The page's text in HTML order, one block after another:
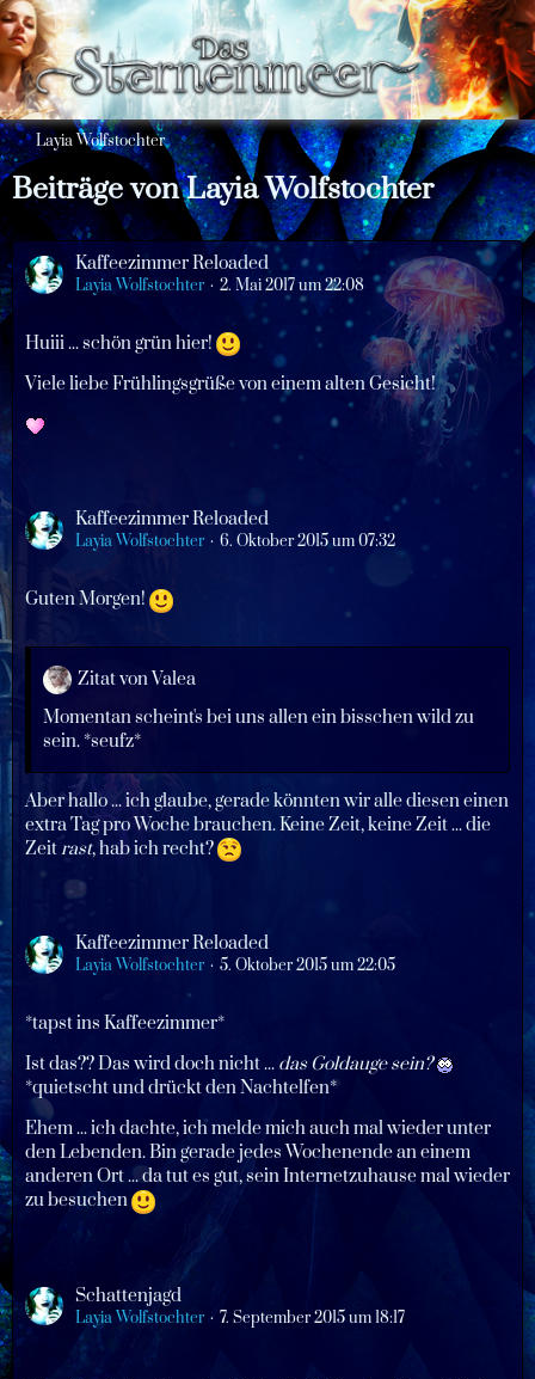
Layia Wolfstochter
Beiträge von Layia Wolfstochter
Kaffeezimmer Reloaded
Layia Wolfstochter 2. Mai 2017 um 22:08
Huiii ... schön grün hier!
Viele liebe Frühlingsgrüße von einem alten Gesicht!
Kaffeezimmer Reloaded
Layia Wolfstochter 6. Oktober 2015 um 07:32
Guten Morgen!
Zitat von Valea
Momentan scheint's bei uns allen ein bisschen wild zu
sein. *seufz*
Aber hallo ... ich glaube, gerade könnten wir alle diesen einen
extra Tag pro Woche brauchen. Keine Zeit, keine Zeit ... die
Zeitrast, hab ich recht?
Kaffeezimmer Reloaded
Layia Wolfstochter 5. Oktober 2015 um 22:05
*tapst ins Kaffeezimmer*
Ist das?? Das wird doch nicht ... das Goldauge sein?
*quietscht und drückt den Nachtelfen*
Ehem ... ich dachte, ich melde mich auch mal wieder unter
den Lebenden. Bin gerade jedes Wochenende an einem
anderen Ort ... da tut es gut, sein Internetzuhause mal wieder
zu besuchen
Schattenjagd
Layia Wolfstochter 7. September 2015 um 18:17